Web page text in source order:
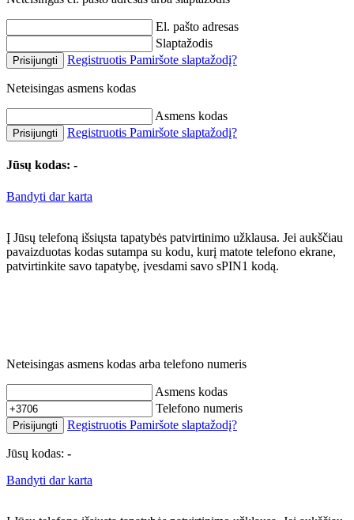
El. pašto adresas
Slaptažodis
Prisijungti Registruotis Pamiršote slaptažodį?
Neteisingas asmens kodas
Asmens kodas
Prisijungti Registruotis Pamiršote slaptažodį?
Jūsų kodas: -
Bandyti dar karta
Į Jūsų telefoną išsiųsta tapatybės patvirtinimo užklausa. Jei aukščiau
pavaizduotas kodas sutampa su kodu, kurį matote telefono ekrane,
patvirtinkite savo tapatybę, įvesdami savo sPIN1 kodą.
Neteisingas asmens kodas arba telefono numeris
Asmens kodas
Telefono numeris
Prisijungti Registruotis Pamiršote slaptažodį?
Jūsų kodas: -
Bandyti dar karta